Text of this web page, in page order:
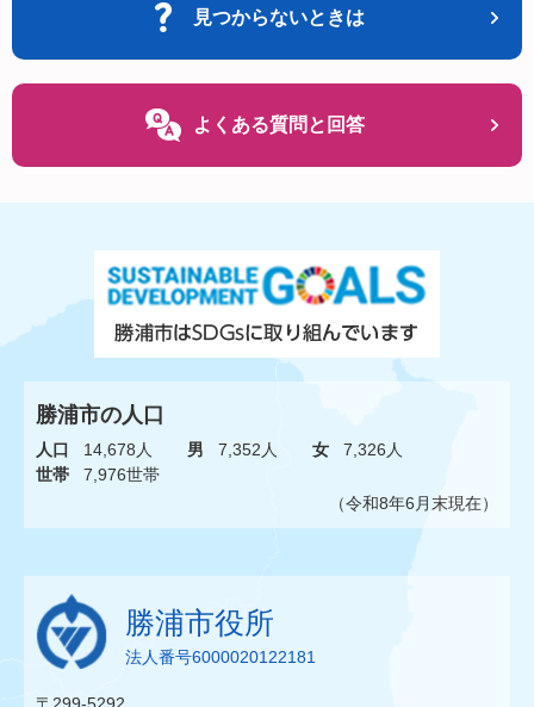
見つからないときは
よくある質問と回答
勝浦市の人口
人口 14,678人 男 7,352人 女
7,326人
世帯
7,976世帯
（令和8年6月末現在）
勝浦市役所
法人番号6000020122181